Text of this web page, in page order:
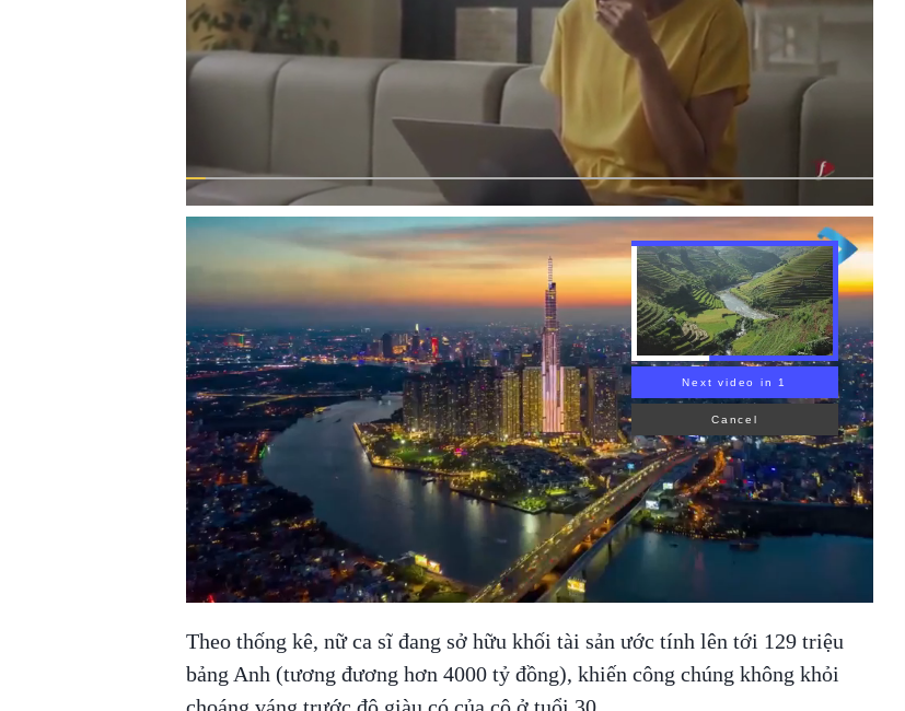
Theo thống kê, nữ ca sĩ đang sở hữu khối tài sản ước tính lên tới 129 triệu
bảng Anh (tương đương hơn 4000 tỷ đồng), khiến công chúng không khỏi